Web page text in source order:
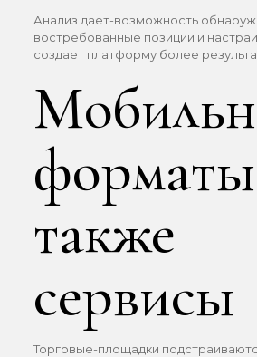
Анализ дает-возможность
востребованные позиции и
создает платформу более
также
сервисы
Торговые-площадки